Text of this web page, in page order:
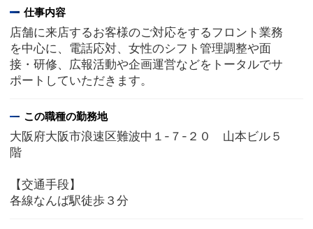
仕事内容
店舗に来店するお客様のご対応をするフロント業務
を中心に、電話応対、女性のシフト管理調整や面
接・研修、広報活動や企画運営などをトータルでサ
ポートしていただきます。
この職種の勤務地
大阪府大阪市浪速区難波中１-７-２０ 山本ビル５
階
【交通手段】
各線なんば駅徒歩３分